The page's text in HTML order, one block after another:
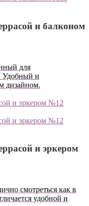
и балконом
для
Удобный и
дизайном.
и эркером
смотреться как в
удобной и